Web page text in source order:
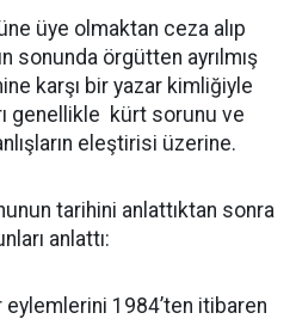
üye olmaktan ceza alıp
sonunda örgütten ayrılmış
karşı bir yazar kimliğiyle
genellikle kürt sorunu ve
eleştirisi üzerine.
tarihini anlattıktan sonra
anlattı:
eylemlerini 1984’ten itibaren